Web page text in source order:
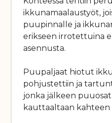
ikkunamaalaustyöt,
puupinnalle ja
erikseen irrotettuina
asennusta.
Puupaljaat hiotut
pohjustettiin ja
jonka jälkeen
kauttaaltaan